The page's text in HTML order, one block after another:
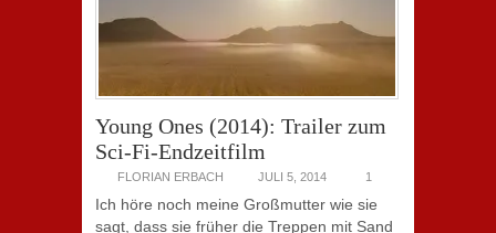
Young Ones (2014): Trailer zum
Sci-Fi-Endzeitfilm
FLORIAN ERBACH JULI 5, 2014 1
Ich höre noch meine Großmutter wie sie
sagt, dass sie früher die Treppen mit Sand